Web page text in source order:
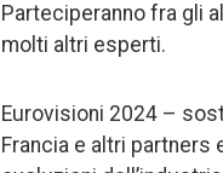
Parteciperanno fra gli
molti altri esperti.
Eurovisioni 2024 –
Francia e altri